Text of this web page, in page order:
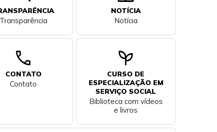
NOTÍCIA
Notícia
call
CONTATO
Contato
psychiatry
CURSO DE
ESPECIALIZAÇÃO EM
SERVIÇO SOCIAL
Biblioteca com vídeos
e livros